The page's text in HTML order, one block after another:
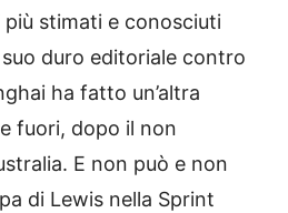
più stimati e conosciuti
duro editoriale contro
ha fatto un’altra
fuori, dopo il non
E non può e non
di Lewis nella Sprint